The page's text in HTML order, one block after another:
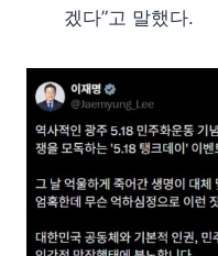
겠다”고 말했다.